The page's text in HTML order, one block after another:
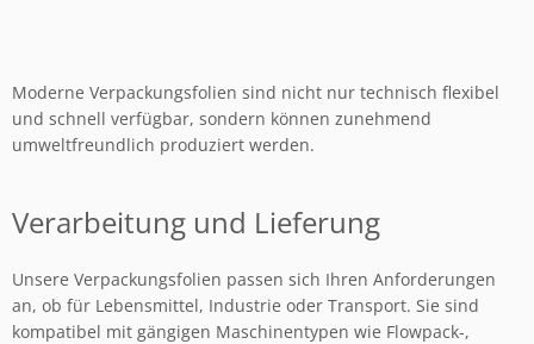
Moderne Verpackungsfolien sind nicht nur technisch flexibel
und schnell verfügbar, sondern können zunehmend
umweltfreundlich produziert werden.
Verarbeitung und Lieferung
Unsere Verpackungsfolien passen sich Ihren Anforderungen
an, ob für Lebensmittel, Industrie oder Transport. Sie sind
kompatibel mit gängigen Maschinentypen wie Flowpack-,